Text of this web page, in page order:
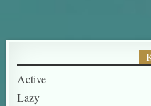
Active
Lazy